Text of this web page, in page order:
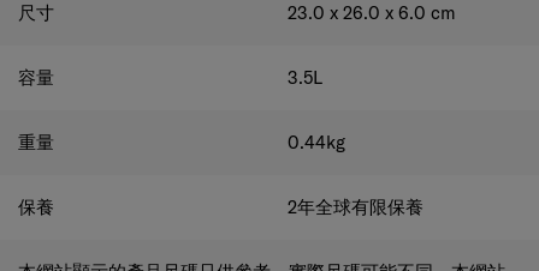
大腸桿菌 ATCC 8739; 鼠傷寒沙門氏菌 KCTC 1925
^經家用洗衣機洗滌100次後，抗菌及抑壓細菌增生效能維持
尺寸 23.0 x 26.0 x 6.0 cm
容量 3.5L
重量 0.44kg
保養 2年全球有限保養